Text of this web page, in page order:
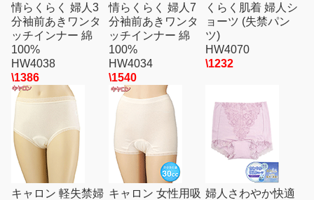
情らくらく 婦人3
分袖前あきワンタ
ッチインナー 綿
100%
HW4038
\1386
情らくらく 婦人7
分袖前あきワンタ
ッチインナー 綿
100%
HW4034
\1540
くらく肌着 婦人シ
ョーツ (失禁パン
ツ)
HW4070
\1232
キャロン 軽失禁婦 キャロン 女性用吸 婦人さわやか快適